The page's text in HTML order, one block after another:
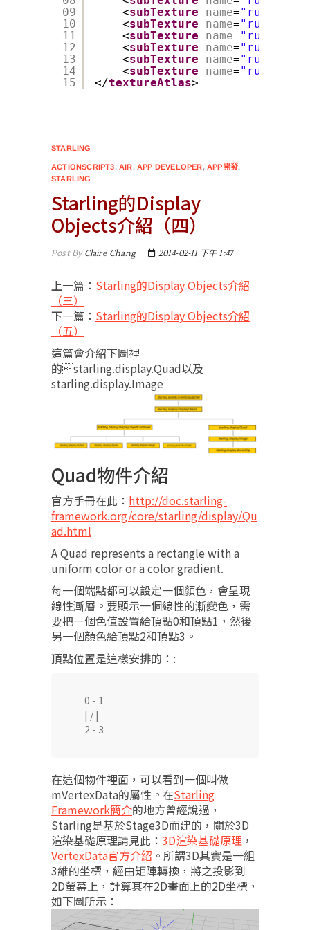
09
10
11
12
13
14
15
<subTexture name="run0007"
<subTexture name="run0008"
<subTexture name="run0009"
<subTexture name="run0010"
<subTexture name="run0011"
<subTexture name="run0012"
</textureAtlas>
STARLING
ACTIONSCRIPT3,AIR,APP DEVELOPER,APP開發,
STARLING
Starling的Display
Objects介紹（四）
Post ByClaire Chang 2014-02-11 下午 1:47
上一篇： Starling的Display Objects介紹
（三）
下一篇： Starling的Display Objects介紹
（五）
這篇會介紹下圖裡
的starling.display.Quad以及
starling.display.Image
Quad物件介紹
官方手冊在此： http://doc.starling-
framework.org/core/starling/display/Qu
ad.html
A Quad represents a rectangle with a
uniform color or a color gradient.
每一個端點都可以設定一個顏色，會呈現
線性漸層。要顯示一個線性的漸變色，需
要把一個色值設置給頂點0和頂點1，然後
另一個顏色給頂點2和頂點3。
頂點位置是這樣安排的：:
      0 - 1
      | / |
      2 - 3
在這個物件裡面，可以看到一個叫做
mVertexData的屬性。在Starling
Framework簡介的地方曾經說過，
Starling是基於Stage3D而建的，關於3D
渲染基礎原理請見此： 3D渲染基礎原理 ，
VertexData官方介紹 。所謂3D其實是一組
3維的坐標，經由矩陣轉換，將之投影到
2D螢幕上，計算其在2D畫面上的2D坐標，
如下圖所示：